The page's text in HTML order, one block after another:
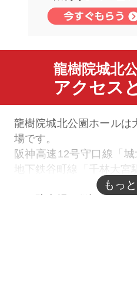
龍樹院城北
アクセス
龍樹院城北公園ホールは
場です。
阪神高速12号守口線「城
地下鉄谷町線「千林大宮
のアクセスもお車のア
もっ